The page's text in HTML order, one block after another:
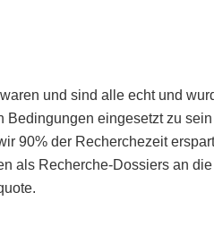
und sind alle echt und
Bedingungen eingesetzt zu
90% der Recherchezeit
als Recherche-Dossiers an